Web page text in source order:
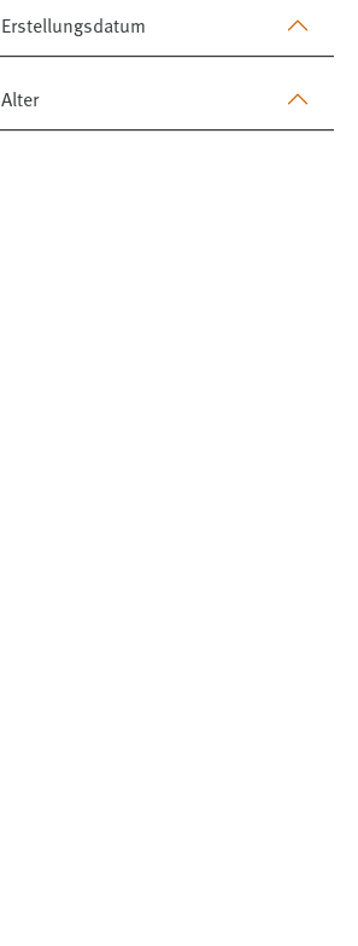
Erstellungsdatum
Alter